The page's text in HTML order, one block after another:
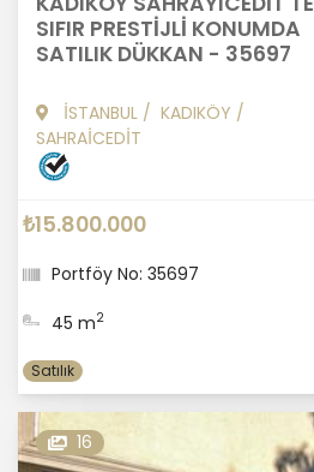
SIFIR PRESTİJLİ KONUMDA
SATILIK DÜKKAN - 35697
İSTANBUL / KADIKÖY /
SAHRAİCEDİT
₺15.800.000
Portföy No: 35697
45 m2
Satılık
16